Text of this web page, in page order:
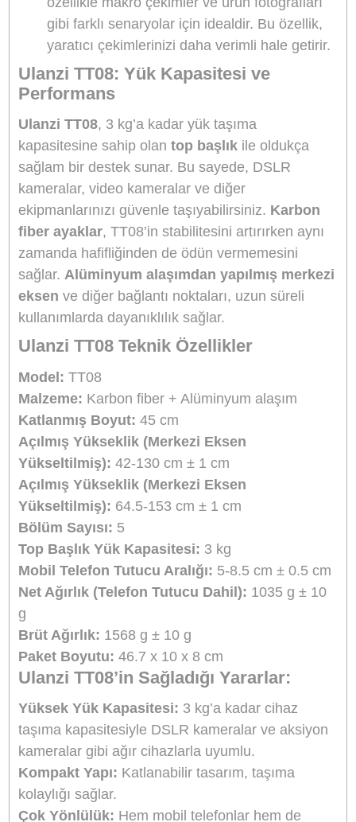
tasarlanmış bir sistemdir. Bu özellik,
hızla kurup sökebilmeniz için büyük
Taşınabilirlik ve Hafiflik:
ağırlığında olup, taşımak için son derece
uygundur. Bu hafiflik, uzun süreli çekimler
seyahatlerde kolayca taşımanızı sağlar.
Hafiflik ve yük kapasitesinibir arada
sunarak, taşıma çantanıza sığacak şekilde
kompakt bir formda gelir. Aynı zamanda
karbon fiber yapısı sayesinde son derece
sağlamdır.
Sade Tasarım, Kullanımı Kolay:
merkezi eksen tasarımına sahip. Kompakt
yapısı ve küçük çapı, uzun süreli
kullanımlarda bile rahatça taşımanızı ve
kullanmanızı sağlar.
360° Top Başlık ve Panoramik Çekimler:
Tripoduntop başlık tasarımı
dönebilme kapasitesine sahip. Bu özellik,
videoların ve fotoğrafların her açıdan
çekilmesine olanak tanır. Aynı zamanda,
açılarında kullanım imkanı sunar.
Esneklik ve Çeşitli Çekim Açıları:
cm'ye kadar uzayabilen ayaklar, geniş bir
çekim alanı sunar ve farklı yüksekliklerde
çekim yapmanıza olanak tanır. 5 bölümden
oluşan ayak sistemi, istediğiniz yükseklik
ayarını rahatlıkla yapmanızı sağlar.
Dönüşüm Modları: İnvert moduna ve